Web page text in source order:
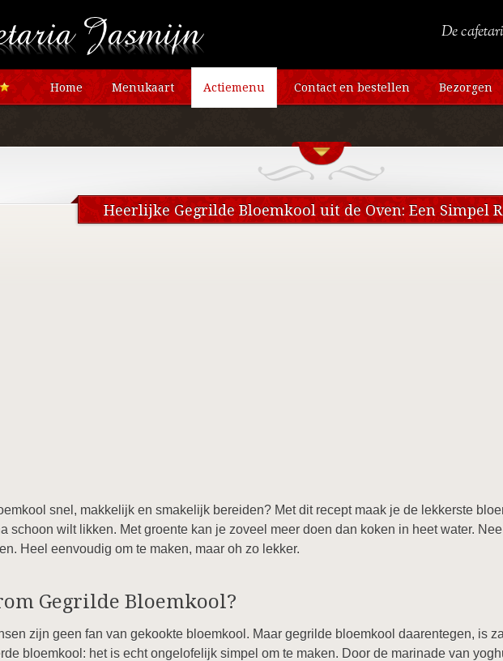
Home Menukaart Actiemenu Contact en bestellen Bezorgen
De
Heerlijke Gegrilde Bloemkool uit de Oven: Een Simpel
snel, makkelijk en smakelijk bereiden? Met dit recept maak je de lekkerste
schoon wilt likken. Met groente kan je zoveel meer doen dan koken in heet water.
Heel eenvoudig om te maken, maar oh zo lekker.
Gegrilde Bloemkool?
zijn geen fan van gekookte bloemkool. Maar gegrilde bloemkool daarentegen, is
bloemkool: het is echt ongelofelijk simpel om te maken. Door de marinade van